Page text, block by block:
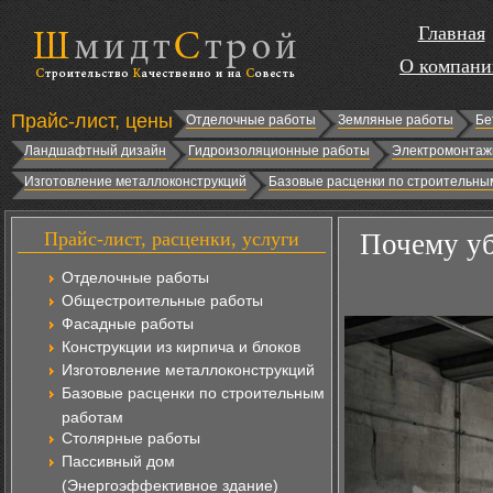
Главная
О
Прайс-лист, цены Отделочные работы Земляные работы
Ландшафтный дизайн
Гидроизоляционные работы
Изготовление металлоконструкций
Базовые расценки по
Прайс-лист, расценки, услуги
Отделочные работы
Общестроительные работы
Фасадные работы
Конструкции из кирпича и блоков
Изготовление металлоконструкций
Базовые расценки по строительным
работам
Столярные работы
Пассивный дом
(Энергоэффективное здание)
Почему